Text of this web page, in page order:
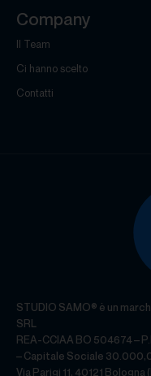
Company
Il Team
Ci hanno scelto
Contatti
STUDIO SAMO® è un
SRL
REA-CCIAA BO 504674 –
– Capitale Sociale
Via Parigi 11, 40121